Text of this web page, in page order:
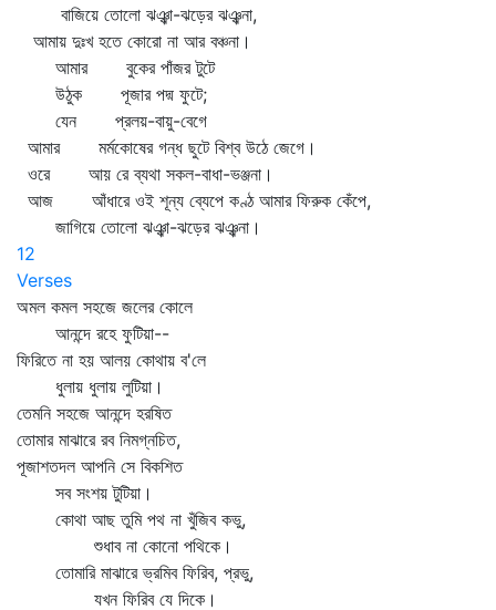
বাজিয়ে তোলো ঝঞ্ঝা-ঝড়ের ঝঞ্ঝনা,
আমায় দুঃখ হতে কোরো না আর বঞ্চনা।
আমার বুকের পাঁজর টুটে
উঠুক পূজার পদ্ম ফুটে;
যেন প্রলয়-বায়ু-বেগে
আমার মর্মকোষের গন্ধ ছুটে বিশ্ব উঠে জেগে।
ওরে আয় রে ব্যথা সকল-বাধা-ভঞ্জনা।
আজ আঁধারে ওই শূন্য ব্যেপে কণ্ঠ আমার ফিরুক কেঁপে,
জাগিয়ে তোলো ঝঞ্ঝা-ঝড়ের ঝঞ্ঝনা।
12
Verses
অমল কমল সহজে জলের কোলে
আনন্দে রহে ফুটিয়া--
ফিরিতে না হয় আলয় কোথায় ব'লে
ধুলায় ধুলায় লুটিয়া।
তেমনি সহজে আনন্দে হরষিত
তোমার মাঝারে রব নিমগ্নচিত,
পূজাশতদল আপনি সে বিকশিত
সব সংশয় টুটিয়া।
কোথা আছ তুমি পথ না খুঁজিব কভু,
শুধাব না কোনো পথিকে।
তোমারি মাঝারে ভ্রমিব ফিরিব, প্রভু,
যখন ফিরিব যে দিকে।